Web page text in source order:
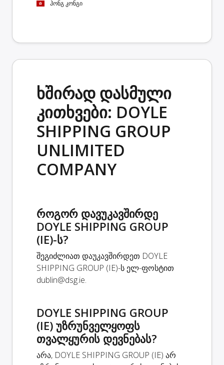
ჰონგ კონგი
ხშირად დასმული
კითხვები: DOYLE
SHIPPING GROUP
UNLIMITED
COMPANY
როგორ დავუკავშირდე
DOYLE SHIPPING GROUP
(IE)-ს?
შეგიძლიათ დაუკავშირდეთ DOYLE
SHIPPING GROUP (IE)-ს ელ-ფოსტით
dublin@dsg.ie.
DOYLE SHIPPING GROUP
(IE) უზრუნველყოფს
თვალყურის დევნებას?
არა, DOYLE SHIPPING GROUP (IE) არ